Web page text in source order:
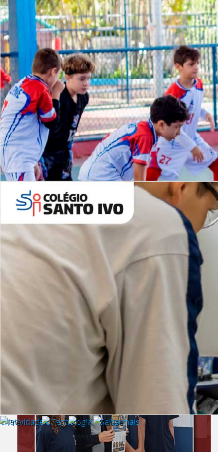
Desafios | Saiba mais
Criatividade e Tecnologia | Saiba mais
Lista de vídeos
NOSSOCANAL